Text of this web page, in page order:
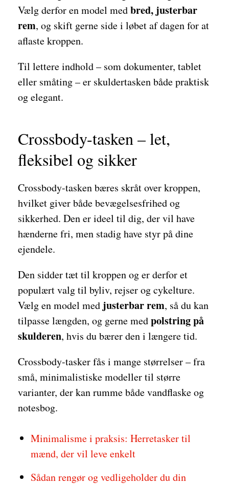
Vælg derfor en model medbred, justerbar
rem, og skift gerne side i løbet af dagen for at
aflaste kroppen.
Til lettere indhold – som dokumenter, tablet
eller småting – er skuldertasken både praktisk
og elegant.
Crossbody-tasken – let,
fleksibel og sikker
Crossbody-tasken bæres skråt over kroppen,
hvilket giver både bevægelsesfrihed og
sikkerhed. Den er ideel til dig, der vil have
hænderne fri, men stadig have styr på dine
ejendele.
Den sidder tæt til kroppen og er derfor et
populært valg til byliv, rejser og cykelture.
Vælg en model med justerbar rem, så du kan
tilpasse længden, og gerne medpolstring på
skulderen, hvis du bærer den i længere tid.
Crossbody-tasker fås i mange størrelser – fra
små, minimalistiske modeller til større
varianter, der kan rumme både vandflaske og
notesbog.
Minimalisme i praksis: Herretasker til
mænd, der vil leve enkelt
Sådan rengør og vedligeholder du din